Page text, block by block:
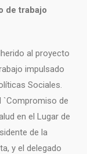
de trabajo
al proyecto
impulsado
Sociales.
`Compromiso de
en el Lugar de
de la
y el delegado